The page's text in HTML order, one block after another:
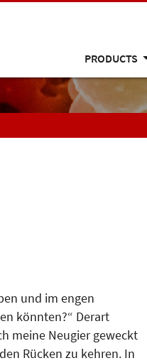
PRODUCTS
und im engen
könnten?“ Derart
meine Neugier geweckt
Rüc­­ken zu kehren. In